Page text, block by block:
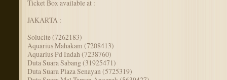
Ticket Box available at :
JAKARTA :
Solucite (7262183)
Aquarius Mahakam (7208413)
Aquarius Pd Indah (7238760)
Duta Suara Sabang (31925471)
Duta Suara Plaza Senayan (5725319)